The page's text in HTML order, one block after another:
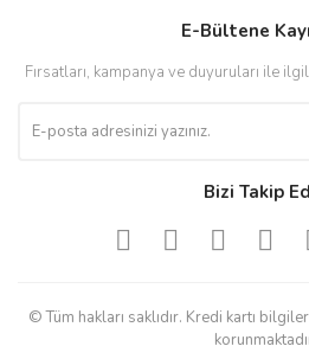
E-Bültene
Fırsatları, kampanya ve duyuruları ile
Bizi Takip
© Tüm hakları saklıdır. Kredi kartı